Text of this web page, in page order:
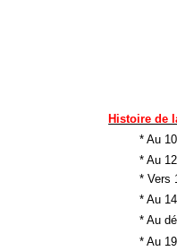
Histoire de
* Au 10
* Au 12
* Vers
* Au 14
* Au
* Au 19